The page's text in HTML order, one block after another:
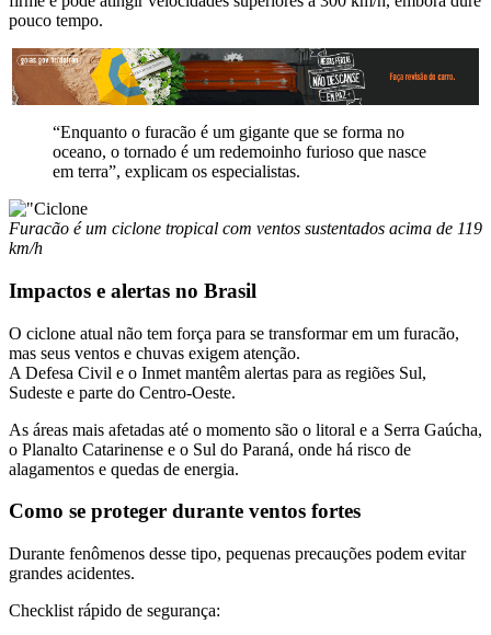
pouco tempo.
“Enquanto o furacão é um gigante que se forma no
oceano, o tornado é um redemoinho furioso que nasce
em terra”, explicam os especialistas.
Furacão é um ciclone tropical com ventos sustentados acima de 119
km/h
Impactos e alertas no Brasil
O ciclone atual não tem força para se transformar em um furacão,
mas seus ventos e chuvas exigem atenção.
A Defesa Civil e o Inmet mantêm alertas para as regiões Sul,
Sudeste e parte do Centro-Oeste.
As áreas mais afetadas até o momento são o litoral e a Serra Gaúcha,
o Planalto Catarinense e o Sul do Paraná, onde há risco de
alagamentos e quedas de energia.
Como se proteger durante ventos fortes
Durante fenômenos desse tipo, pequenas precauções podem evitar
grandes acidentes.
Checklist rápido de segurança: